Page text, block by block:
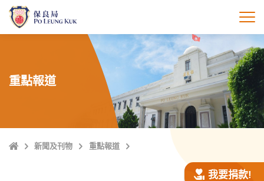
打
重點報道
主
新聞及刊物 重點報道
我要捐款!